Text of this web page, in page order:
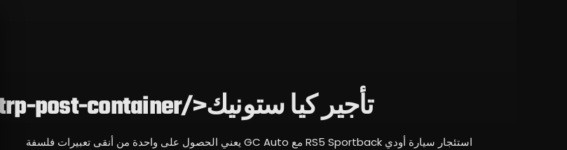
تأجير كيا ستونيك</trp-post-container
استئجار سيارة أودي RS5 Sportback مع GC Auto يعني الحصول على واحدة من أنقى تعبيرات فلسفة